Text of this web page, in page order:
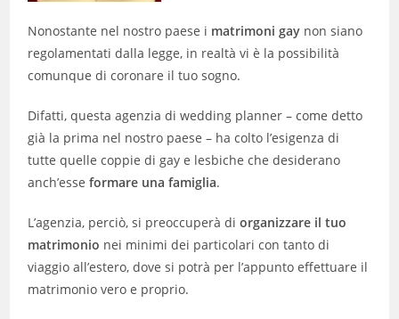
Nonostante nel nostro paese i matrimoni gay non siano
regolamentati dalla legge, in realtà vi è la possibilità
comunque di coronare il tuo sogno.
Difatti, questa agenzia di wedding planner – come detto
già la prima nel nostro paese – ha colto l’esigenza di
tutte quelle coppie di gay e lesbiche che desiderano
anch’esseformare una famiglia.
L’agenzia, perciò, si preoccuperà diorganizzare il tuo
matrimonio nei minimi dei particolari con tanto di
viaggio all’estero, dove si potrà per l’appunto effettuare il
matrimonio vero e proprio.